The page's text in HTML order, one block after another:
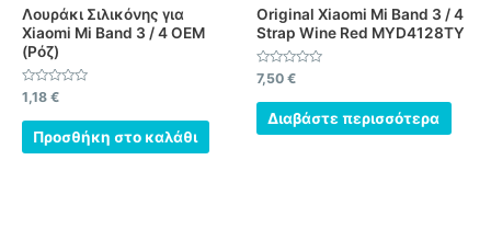
Λουράκι Σιλικόνης για
Xiaomi Mi Band 3 / 4 OEM
(Ρόζ)
Βαθμολογήθηκε
με
0
από
1,18 €
Προσθήκη στο καλάθι
Original Xiaomi Mi Band 3 / 4
Strap Wine Red MYD4128TY
Βαθμολογήθηκε
με
0
από
7,50 €
Διαβάστε περισσότερα